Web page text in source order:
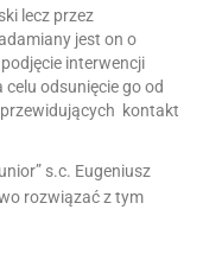
lecz przez
jest on o
interwencji
odsunięcie go od
kontakt
s.c. Eugeniusz
rozwiązać z tym